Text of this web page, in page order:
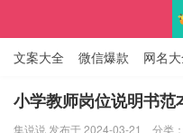
文案大全 微信爆款 网名
知识大全
小学教师岗位说明书范
集说说 发布于 2024-03-21 分类：